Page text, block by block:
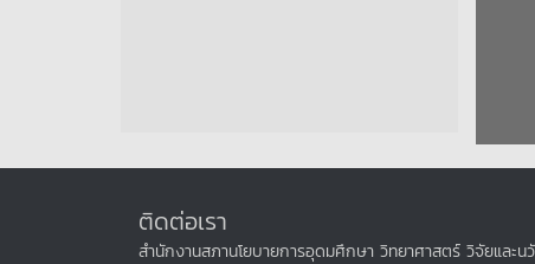
ติดต่อเรา
สำนักงานสภานโยบายการอุดมศึกษา วิทยาศาสตร์ วิจัยและน